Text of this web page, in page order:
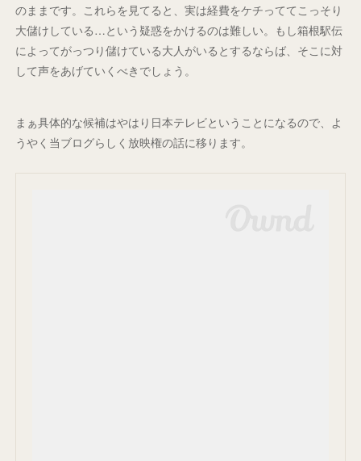
のままです。これらを見てると、実は経費をケチっててこっそり
大儲けしている…という疑惑をかけるのは難しい。もし箱根駅伝
によってがっつり儲けている大人がいるとするならば、そこに対
して声をあげていくべきでしょう。
まぁ具体的な候補はやはり日本テレビということになるので、よ
うやく当ブログらしく放映権の話に移ります。